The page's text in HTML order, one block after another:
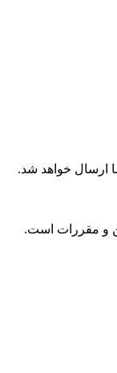
ارسال خواهد شد.
و مقررات است.